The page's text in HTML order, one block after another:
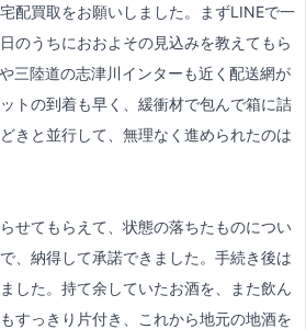
配買取をお願いしました。まずLINEで一
のうちにおおよその見込みを教えてもら
三陸道の志津川インターも近く配送網が
トの到着も早く、緩衝材で包んで箱に詰
きと並行して、無理なく進められたのは
せてもらえて、状態の落ちたものについ
、納得して承諾できました。手続き後は
した。持て余していたお酒を、また飲ん
すっきり片付き、これから地元の地酒を